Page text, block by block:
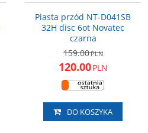
Piasta przód NT-D041SB
32H disc 6ot Novatec
czarna
159.00PLN
120.00PLN
DO KOSZYKA